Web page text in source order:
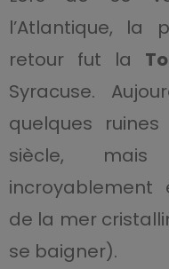
l’Atlantique, la
retour fut la
Syracuse.
quelques
siècle,
de la mer
se baigner).